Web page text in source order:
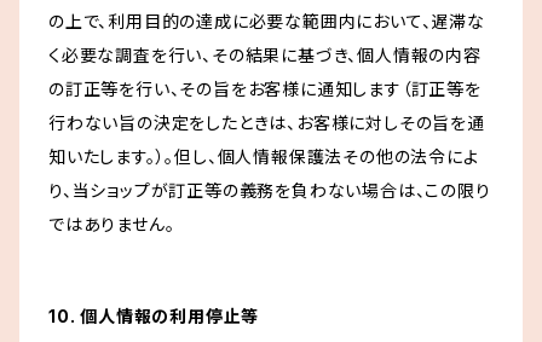
の上で、利用目的の達成に必要な範囲内において、遅滞な
く必要な調査を行い、その結果に基づき、個人情報の内容
の訂正等を行い、その旨をお客様に通知します（訂正等を
行わない旨の決定をしたときは、お客様に対しその旨を通
知いたします。）。但し、個人情報保護法その他の法令によ
り、当ショップが訂正等の義務を負わない場合は、この限り
ではありません。
10. 個人情報の利用停止等